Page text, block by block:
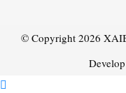
© Copyright 2026